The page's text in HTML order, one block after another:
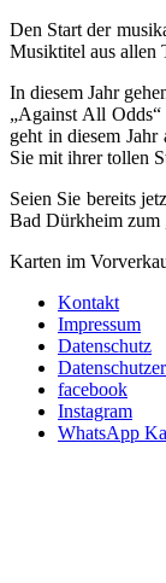
Den Start der
Musiktitel aus allen
In diesem Jahr
„Against All
geht in diesem
Sie mit ihrer tollen
Seien Sie bereits
Bad Dürkheim zum
Karten im
Kontakt
Impressum
Datenschutz
facebook
Instagram
WhatsApp